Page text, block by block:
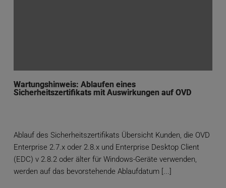
Wartungshinweis: Ablaufen eines
Sicherheitszertifikats mit Auswirkungen auf OVD
Ablauf des Sicherheitszertifikats Übersicht Kunden, die OVD
Enterprise 2.7.x oder 2.8.x und Enterprise Desktop Client
(EDC) v 2.8.2 oder älter für Windows-Geräte verwenden,
werden auf das bevorstehende Ablaufdatum [...]